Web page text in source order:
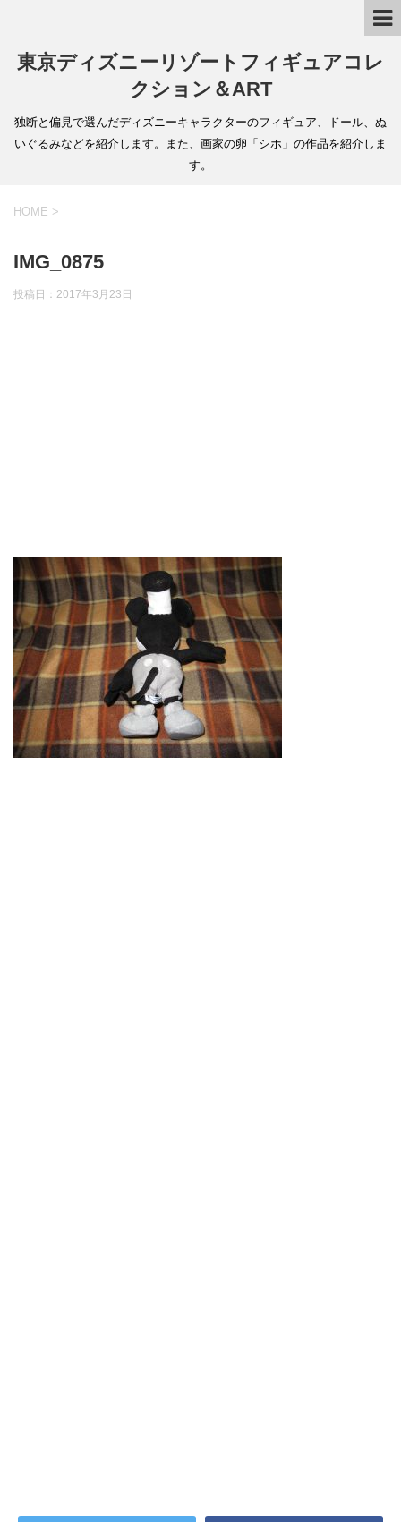
東京ディズニーリゾートフィギュアコレ
クション＆ART
独断と偏見で選んだディズニーキャラクターのフィギュア、ドール、ぬ
いぐるみなどを紹介します。また、画家の卵「シホ」の作品を紹介しま
す。
HOME >
IMG_0875
投稿日： 2017年3月23日